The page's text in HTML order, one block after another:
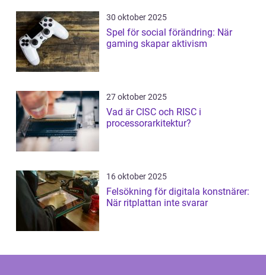
30 oktober 2025
Spel för social förändring: När
gaming skapar aktivism
27 oktober 2025
Vad är CISC och RISC i
processorarkitektur?
16 oktober 2025
Felsökning för digitala konstnärer:
När ritplattan inte svarar